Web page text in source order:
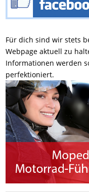
Für dich sind wir stets
Webpage aktuell zu
Informationen werden
perfektioniert.